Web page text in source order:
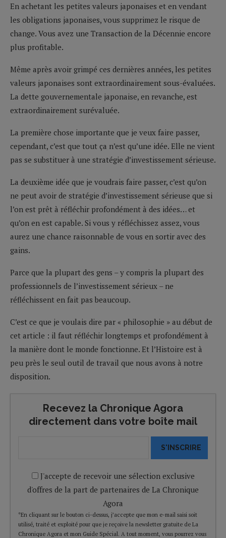
En achetant les petites valeurs japonaises et en vendant
les obligations japonaises, vous supprimez le risque de
change. Vous avez une Transaction de la Décennie encore
plus profitable.
Même après avoir grimpé ces dernières années, les petites
valeurs japonaises sont extraordinairement sous-évaluées.
La dette gouvernementale japonaise, en revanche, est
extraordinairement surévaluée.
La première chose importante que je veux faire passer,
cependant, c’est que tout ça n’est qu’une idée. Elle ne vient
pas se substituer à une stratégie d’investissement sérieuse.
La deuxième idée que je voudrais faire passer, c’est qu’on
ne peut avoir de stratégie d’investissement sérieuse que si
l’on est prêt à réfléchir profondément à des idées… et
qu’on en est capable. Si vous y réfléchissez assez, vous
aurez une chance raisonnable de vous en sortir avec des
gains.
Parce que la plupart des gens – y compris la plupart des
professionnels de l’investissement sérieux – ne
réfléchissent en fait pas beaucoup.
C’est ce que je voulais dire par « philosophie » au début de
cet article : il faut réfléchir longtemps et profondément à
la manière dont le monde fonctionne. Et l’Histoire est à
peu près le seul outil de travail que nous avons à notre
disposition.
Recevez la Chronique Agora
directement dans votre boîte mail
S'INSCRIRE
J'accepte de recevoir une sélection exclusive
d'offres de la part de partenaires de La Chronique
Agora
*En cliquant sur le bouton ci-dessus, j’accepte que mon e-mail saisi soit
utilisé, traité et exploité pour que je reçoive la newsletter gratuite de La
Chronique Agora et mon Guide Spécial. A tout moment, vous pourrez vous